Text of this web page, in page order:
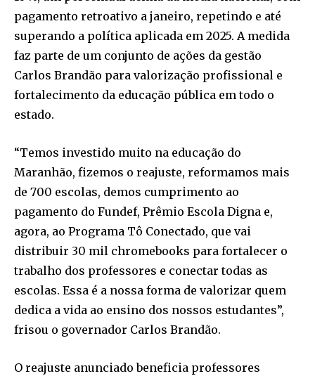
pagamento retroativo a janeiro, repetindo e até
superando a política aplicada em 2025. A medida
faz parte de um conjunto de ações da gestão
Carlos Brandão para valorização profissional e
fortalecimento da educação pública em todo o
estado.
“Temos investido muito na educação do
Maranhão, fizemos o reajuste, reformamos mais
de 700 escolas, demos cumprimento ao
pagamento do Fundef, Prêmio Escola Digna e,
agora, ao Programa Tô Conectado, que vai
distribuir 30 mil chromebooks para fortalecer o
trabalho dos professores e conectar todas as
escolas. Essa é a nossa forma de valorizar quem
dedica a vida ao ensino dos nossos estudantes”,
frisou o governador Carlos Brandão.
O reajuste anunciado beneficia professores